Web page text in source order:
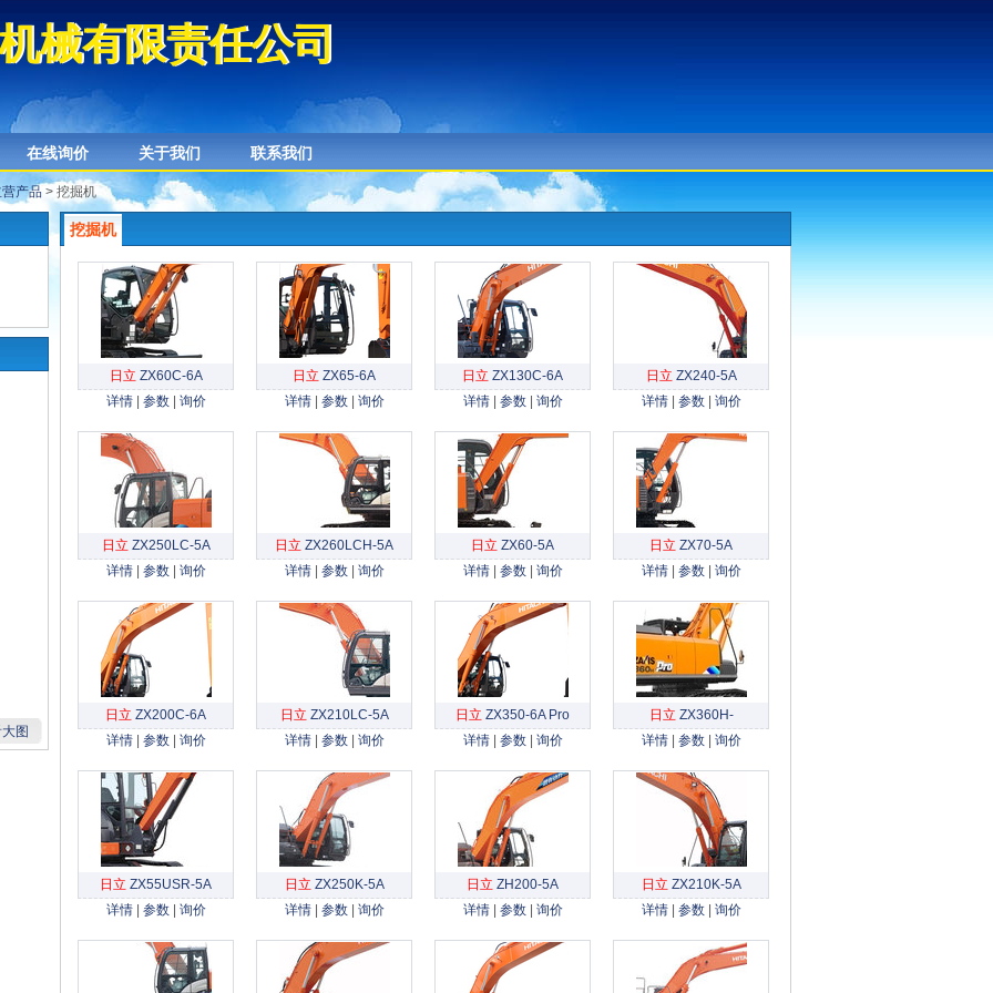
械有限责任公司
械有限责任公司
在线询价 关于我们 联系我们
产品 > 挖掘机
挖掘机
日立 ZX60C-6A
详情| 参数| 询价
日立 ZX65-6A
详情| 参数| 询价
日立 ZX130C-6A
详情| 参数| 询价
日立 ZX240-5A
详情| 参数| 询价
日立 ZX250LC-5A
详情| 参数| 询价
日立 ZX260LCH-5A
详情| 参数| 询价
日立 ZX60-5A
详情| 参数| 询价
日立 ZX70-5A
详情| 参数| 询价
日立 ZX200C-6A
详情| 参数| 询价
日立 ZX210LC-5A
详情| 参数| 询价
日立 ZX350-6A Pro
详情| 参数| 询价
日立 ZX360H-
5A/ZX360H-5A Pro
详情| 参数| 询价
日立 ZX55USR-5A
详情| 参数| 询价
日立 ZX250K-5A
详情| 参数| 询价
日立 ZH200-5A
详情| 参数| 询价
日立 ZX210K-5A
详情| 参数| 询价
图